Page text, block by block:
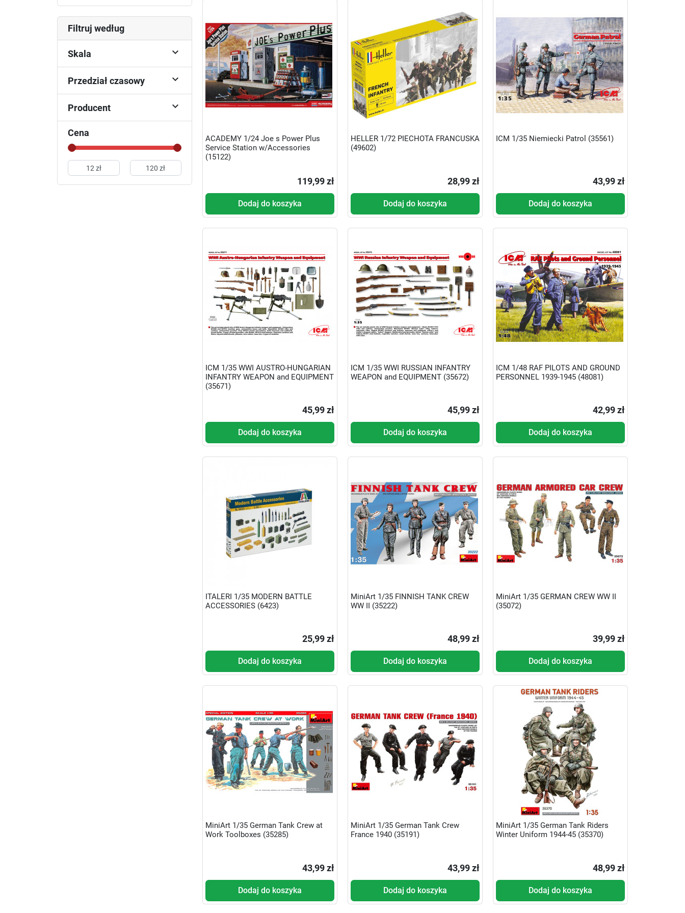
Filtruj według
Skala 
Przedział czasowy 
Producent 
Cena
ACADEMY 1/24 Joe s Power Plus
Service Station w/Accessories
(15122)
119,99 zł
Dodaj do koszyka
HELLER 1/72 PIECHOTA FRANCUSKA
(49602)
28,99 zł
Dodaj do koszyka
ICM 1/35 Niemiecki Patrol (35561)
43,99 zł
Dodaj do koszyka
ICM 1/35 WWI AUSTRO-HUNGARIAN
INFANTRY WEAPON and EQUIPMENT
(35671)
45,99 zł
Dodaj do koszyka
ICM 1/35 WWI RUSSIAN INFANTRY
WEAPON and EQUIPMENT (35672)
45,99 zł
Dodaj do koszyka
ICM 1/48 RAF PILOTS AND GROUND
PERSONNEL 1939-1945 (48081)
42,99 zł
Dodaj do koszyka
ITALERI 1/35 MODERN BATTLE
ACCESSORIES (6423)
25,99 zł
Dodaj do koszyka
MiniArt 1/35 FINNISH TANK CREW
WW II (35222)
48,99 zł
Dodaj do koszyka
MiniArt 1/35 GERMAN CREW WW II
(35072)
39,99 zł
Dodaj do koszyka
MiniArt 1/35 German Tank Crew at
Work Toolboxes (35285)
43,99 zł
Dodaj do koszyka
MiniArt 1/35 German Tank Crew
France 1940 (35191)
43,99 zł
Dodaj do koszyka
MiniArt 1/35 German Tank Riders
Winter Uniform 1944-45 (35370)
48,99 zł
Dodaj do koszyka